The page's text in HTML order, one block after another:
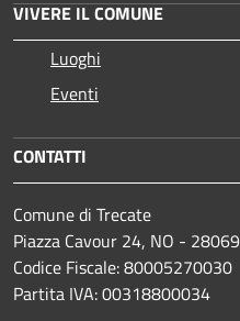
VIVERE IL COMUNE
Luoghi
Eventi
CONTATTI
Comune di Trecate
Piazza Cavour 24, NO - 28069
Codice Fiscale: 80005270030
Partita IVA: 00318800034